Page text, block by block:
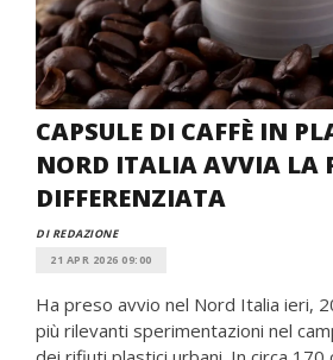
CAPSULE DI CAFFÈ IN
NORD ITALIA AVVIA LA
DIFFERENZIATA
DI REDAZIONE
21 APR 2026 09:00
Ha preso avvio nel Nord Italia ieri,
più rilevanti sperimentazioni nel